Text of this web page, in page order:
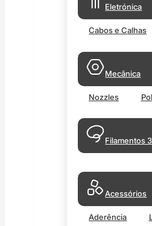
Eletrónica
Cabos e Calhas
Mecânica
Nozzles
Filamentos
Acessórios
Aderência